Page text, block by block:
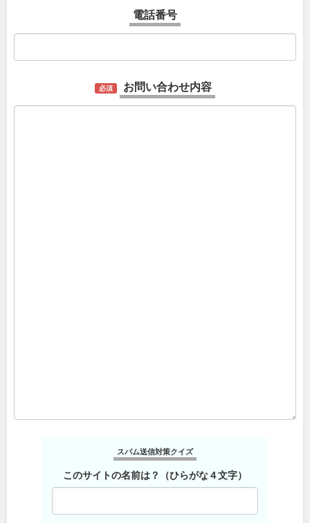
電話番号
必須 お問い合わせ内容
スパム送信対策クイズ
このサイトの名前は？（ひらがな４文字）